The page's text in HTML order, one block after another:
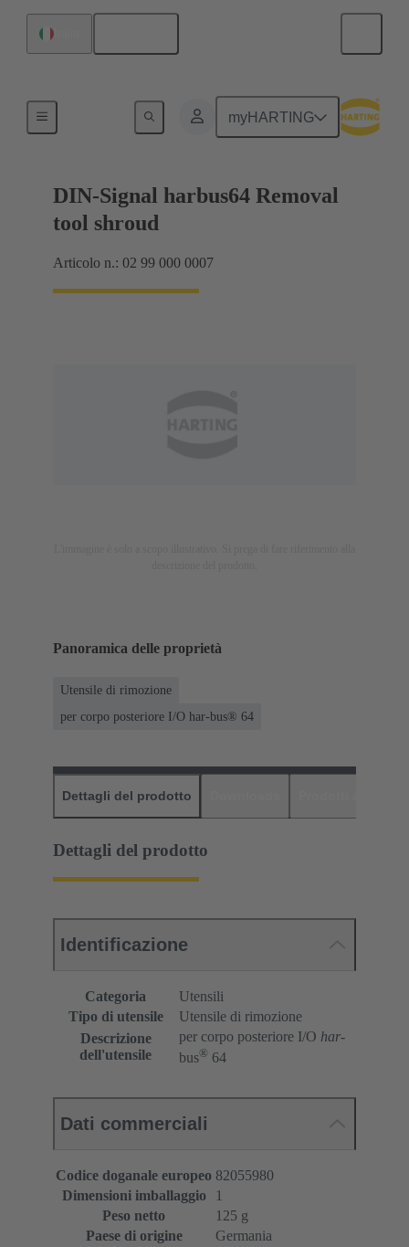
myHARTING
Utensile di riparazione
DIN-Signal harbus64 Removal
tool shroud
Articolo n.: 02 99 000 0007
Panoramica delle proprietà
Utensile di rimozione
per corpo posteriore I/O har-bus® 64
Dettagli del prodotto
Dettagli del prodotto
Identificazione
Categoria
Utensili
Tipo di utensile
Utensile di rimozione
Descrizione
dell'utensile
per corpo posteriore I/O har-
bus® 64
Dati commerciali
Codice doganale europeo 82055980
Dimensioni imballaggio
1
Peso netto
125 g
Paese di origine
Germania